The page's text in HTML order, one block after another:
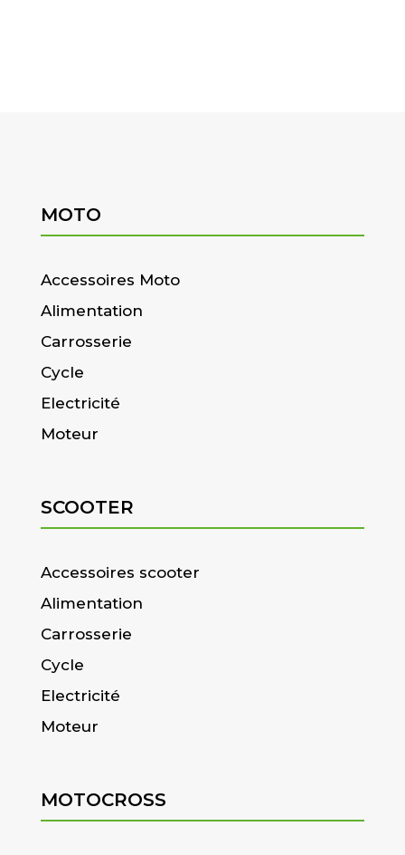
MOTO
Accessoires Moto
Alimentation
Carrosserie
Cycle
Electricité
Moteur
SCOOTER
Accessoires scooter
Alimentation
Carrosserie
Cycle
Electricité
Moteur
MOTOCROSS